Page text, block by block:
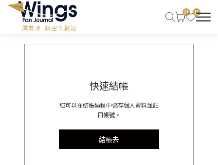
0 0
快速結帳
您可以在結帳過程中儲存個人資料並註
冊帳號。
結帳去